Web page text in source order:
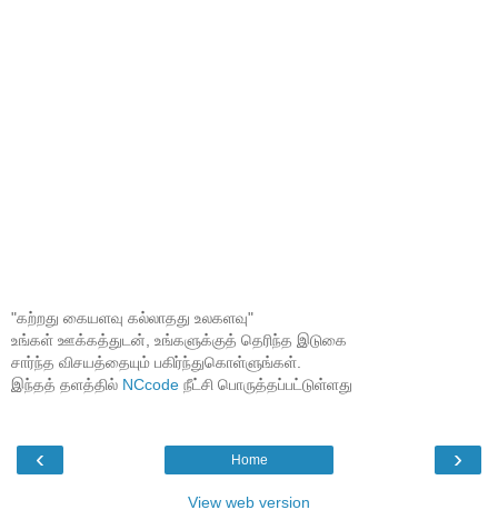
"கற்றது கையளவு கல்லாதது உலகளவு"
உங்கள் ஊக்கத்துடன், உங்களுக்குத் தெரிந்த இடுகை
சார்ந்த விசயத்தையும் பகிர்ந்துகொள்ளுங்கள்.
இந்தத் தளத்தில் NCcode நீட்சி பொருத்தப்பட்டுள்ளது
‹ ›
Home
View web version